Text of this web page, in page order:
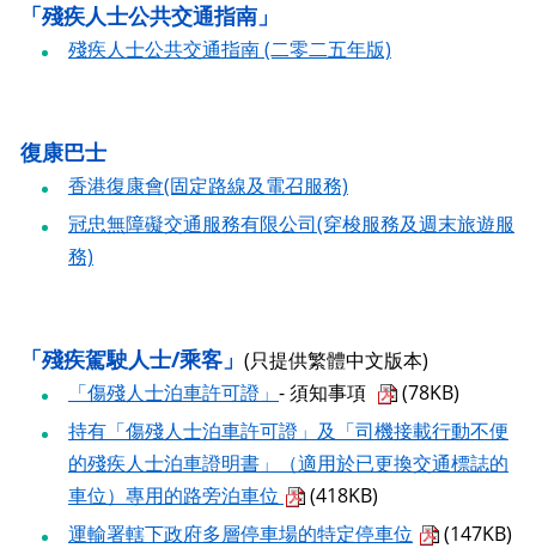
「殘疾人士公共交通指南」
殘疾人士公共交通指南 (二零二五年版)
復康巴士
香港復康會(固定路線及電召服務)
冠忠無障礙交通服務有限公司(穿梭服務及週末旅遊服
務)
「殘疾駕駛人士/乘客」 (只提供繁體中文版本)
「傷殘人士泊車許可證」 - 須知事項
(78KB)
持有「傷殘人士泊車許可證」及「司機接載行動不便
的殘疾人士泊車證明書」（適用於已更換交通標誌的
車位）專用的路旁泊車位
(418KB)
運輸署轄下政府多層停車場的特定停車位
(147KB)